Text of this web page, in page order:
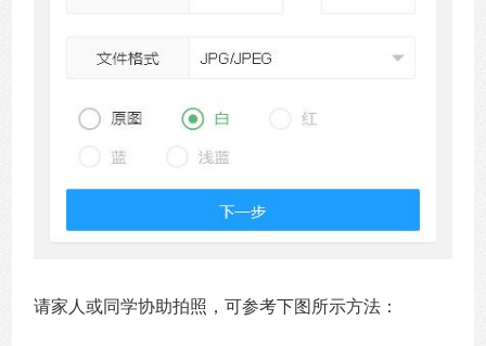
请家人或同学协助拍照，可参考下图所示方法：